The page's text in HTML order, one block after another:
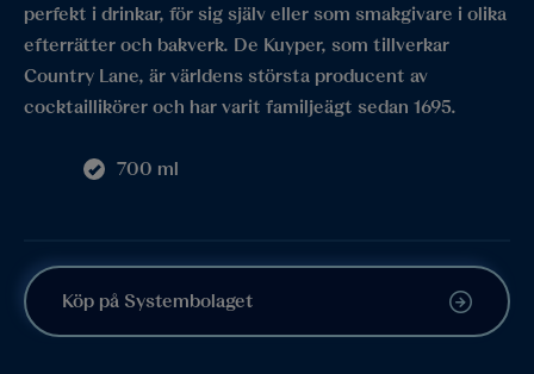
perfekt i drinkar, för sig själv eller som smakgivare i olika
efterrätter och bakverk. De Kuyper, som tillverkar
Country Lane, är världens största producent av
cocktaillikörer och har varit familjeägt sedan 1695.
700 ml
Köp på Systembolaget